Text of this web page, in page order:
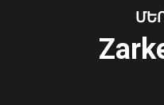
Առանց մարդու
մեդիափորձագետ